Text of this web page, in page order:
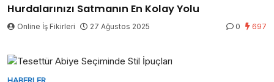
Hurdalarınızı Satmanın En Kolay Yolu
Online İş Fikirleri 27 Ağustos 2025 0 697
HABERLER